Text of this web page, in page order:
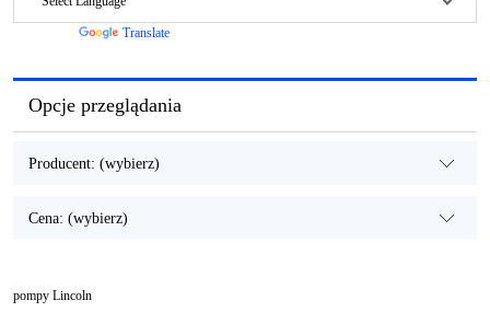
Translate
Opcje przeglądania
Producent: (wybierz)
Cena: (wybierz)
pompy Lincoln